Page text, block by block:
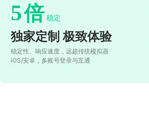
5倍 稳定
独家定制 极致体验
稳定性、响应速度，远超传统模拟器
iOS/安卓，多账号登录与互通